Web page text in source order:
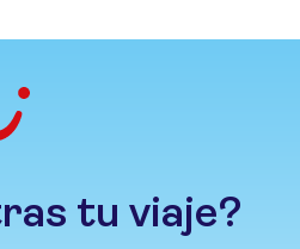
tu viaje?